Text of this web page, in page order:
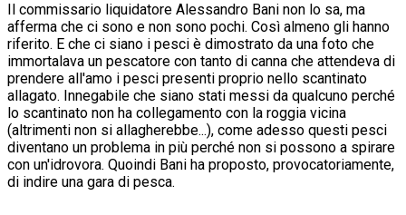
Il commissario liquidatore Alessandro Bani non lo sa, ma
afferma che ci sono e non sono pochi. Così almeno gli hanno
riferito. E che ci siano i pesci è dimostrato da una foto che
immortalava un pescatore con tanto di canna che attendeva di
prendere all'amo i pesci presenti proprio nello scantinato
allagato. Innegabile che siano stati messi da qualcuno perché
lo scantinato non ha collegamento con la roggia vicina
(altrimenti non si allagherebbe...), come adesso questi pesci
diventano un problema in più perché non si possono a spirare
con un'idrovora. Quoindi Bani ha proposto, provocatoriamente,
di indire una gara di pesca.